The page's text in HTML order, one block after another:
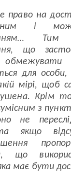
право на
і
що
для особи,
мірі, щоб
Крім
з
не
якщо
що
має бути